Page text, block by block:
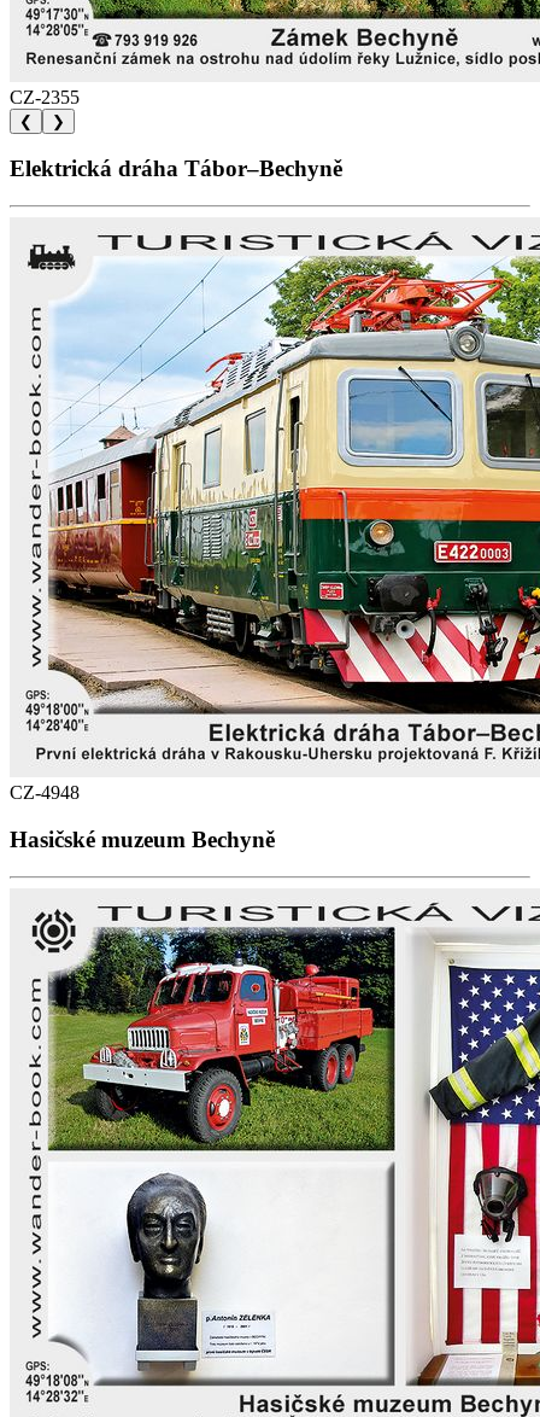
CZ-2355
❮ ❯
Elektrická dráha Tábor–Bechyně
CZ-4948
Hasičské muzeum Bechyně